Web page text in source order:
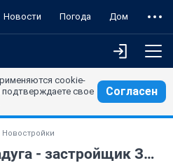
Новости Погода Дом
cookie-
свое
Согласен
Новостройки
Вопросы по ЖК Радуга - застройщик ЗАО "Виакон"